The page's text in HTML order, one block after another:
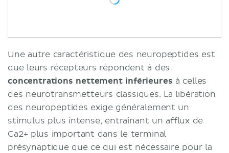
Une autre caractéristique des neuropeptides est
que leurs récepteurs répondent à des
concentrations nettement inférieures à celles
des neurotransmetteurs classiques. La libération
des neuropeptides exige généralement un
stimulus plus intense, entraînant un afflux de
Ca2+ plus important dans le terminal
présynaptique que ce qui est nécessaire pour la